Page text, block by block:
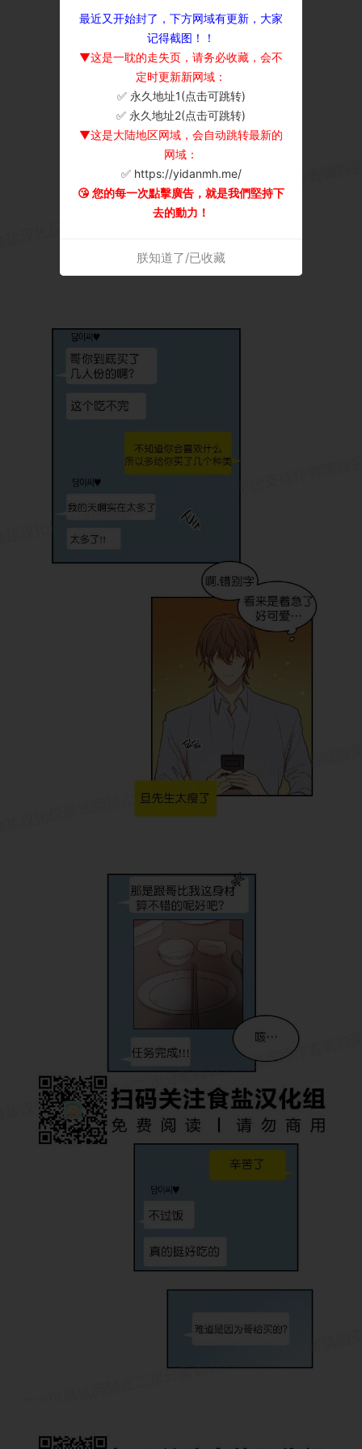
最近又开始封了，下方网域有更新，大家
记得截图！！
▼这是一耽的走失页，请务必收藏，会不
定时更新新网域：
✅ 永久地址1(点击可跳转)
✅ 永久地址2(点击可跳转)
▼这是大陆地区网域，会自动跳转最新的
网域：
✅ https://yidanmh.me/
😘 您的每一次點擊廣告，就是我們堅持下
去的動力！
朕知道了/已收藏